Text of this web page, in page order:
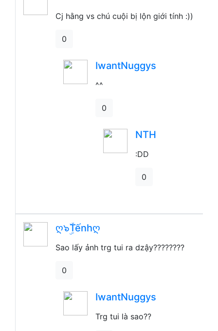
Cj hằng vs chú cuội bị lộn giới tính :))
0
IwantNuggys
^^
0
:DD
0
ღ๖ۣۜTếnhღ
Sao lấy ảnh trg tui ra dzậy????????
0
IwantNuggys
Trg tui là sao??